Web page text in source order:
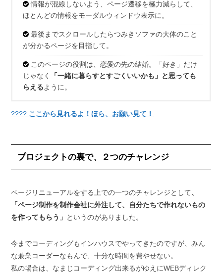
情報が混線しないよう、ページ遷移を極力減らして、
ほとんどの情報をモーダルウィンドウ表示に。
最後までスクロールしたらつみきソファの大体のこと
が分かるページを目指して。
このページの役割は、恋愛の先の結婚。「好き」だけ
じゃなく
「一緒に暮らすとすごくいいかも」と思っても
らえるように。
???? ここから見れるよ！ほら、お願い見て！
プロジェクトの裏で、２つのチャレンジ
ページリニューアルをする上での一つのチャレンジとして、
「ページ制作を制作会社に外注して、自分たちで作れないもの
を作ってもらう」 というのがありました。
今までコーディングもインハウスでやってきたのですが、みん
な兼業コーダーなもんで、十分な時間を費やせない。
私の場合は、なまじコーディング出来るがゆえにWEBディレク